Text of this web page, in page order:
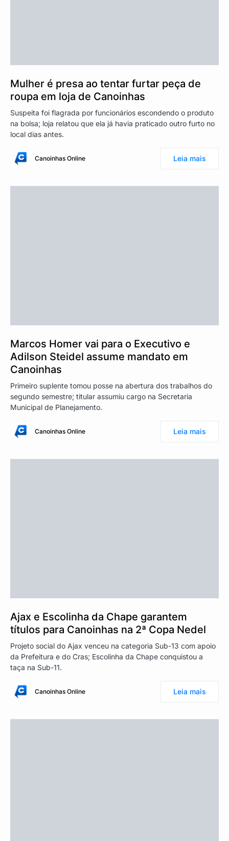
Mulher é presa ao tentar furtar peça de
roupa em loja de Canoinhas
Suspeita foi flagrada por funcionários escondendo o produto
na bolsa; loja relatou que ela já havia praticado outro furto no
local dias antes.
Canoinhas Online Leia mais
Marcos Homer vai para o Executivo e
Adilson Steidel assume mandato em
Canoinhas
Primeiro suplente tomou posse na abertura dos trabalhos do
segundo semestre; titular assumiu cargo na Secretaria
Municipal de Planejamento.
Canoinhas Online Leia mais
Ajax e Escolinha da Chape garantem
títulos para Canoinhas na 2ª Copa Nedel
Projeto social do Ajax venceu na categoria Sub-13 com apoio
da Prefeitura e do Cras; Escolinha da Chape conquistou a
taça na Sub-11.
Canoinhas Online Leia mais